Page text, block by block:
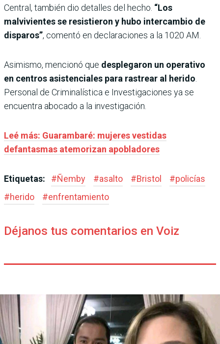
Central, también dio detalles del hecho. “Los
malvivientes se resistieron y hubo intercambio de
disparos”, comentó en declaraciones a la 1020 AM.
Asimismo, mencionó que desplegaron un operativo
en centros asistenciales para rastrear al herido.
Personal de Criminalística e Investigaciones ya se
encuentra abocado a la investigación.
Leé más: Guarambaré: mujeres vestidas
defantasmas atemorizan apobladores
Etiquetas: #Ñemby #asalto #Bristol #policías
#herido #enfrentamiento
Déjanos tus comentarios en Voiz